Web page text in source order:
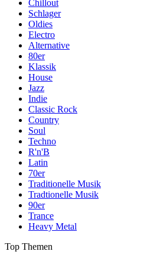
Chillout
Schlager
Oldies
Electro
Alternative
80er
Klassik
House
Jazz
Indie
Classic Rock
Country
Soul
Techno
R'n'B
Latin
70er
Traditionelle Musik
Tradtionelle Musik
90er
Trance
Heavy Metal
Top Themen